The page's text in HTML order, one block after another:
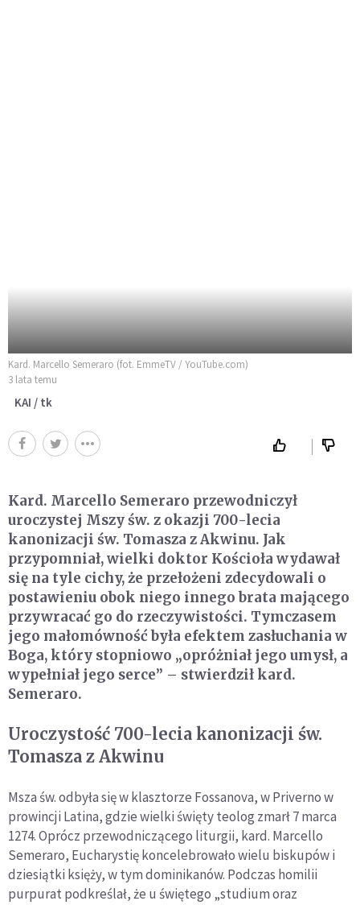
Kard. Marcello Semeraro (fot. EmmeTV / YouTube.com)
3 lata temu
KAI / tk
Kard. Marcello Semeraro przewodniczył
uroczystej Mszy św. z okazji 700-lecia
kanonizacji św. Tomasza z Akwinu. Jak
przypomniał, wielki doktor Kościoła wydawał
się na tyle cichy, że przełożeni zdecydowali o
postawieniu obok niego innego brata mającego
przywracać go do rzeczywistości. Tymczasem
jego małomówność była efektem zasłuchania w
Boga, który stopniowo „opróżniał jego umysł, a
wypełniał jego serce” – stwierdził kard.
Semeraro.
Uroczystość 700-lecia kanonizacji św.
Tomasza z Akwinu
Msza św. odbyła się w klasztorze Fossanova, w Priverno w
prowincji Latina, gdzie wielki święty teolog zmarł 7 marca
1274. Oprócz przewodniczącego liturgii, kard. Marcello
Semeraro, Eucharystię koncelebrowało wielu biskupów i
dziesiątki księży, w tym dominikanów. Podczas homilii
purpurat podkreślał, że u świętego „studium oraz